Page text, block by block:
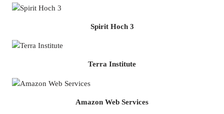
Spirit Hoch 3
Terra Institute
Amazon Web Services